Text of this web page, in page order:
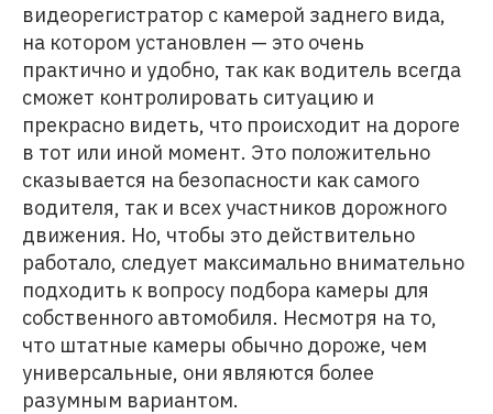
видеорегистратор с камерой заднего вида,
на котором установлен — это очень
практично и удобно, так как водитель всегда
сможет контролировать ситуацию и
прекрасно видеть, что происходит на дороге
в тот или иной момент. Это положительно
сказывается на безопасности как самого
водителя, так и всех участников дорожного
движения. Но, чтобы это действительно
работало, следует максимально внимательно
подходить к вопросу подбора камеры для
собственного автомобиля. Несмотря на то,
что штатные камеры обычно дороже, чем
универсальные, они являются более
разумным вариантом.